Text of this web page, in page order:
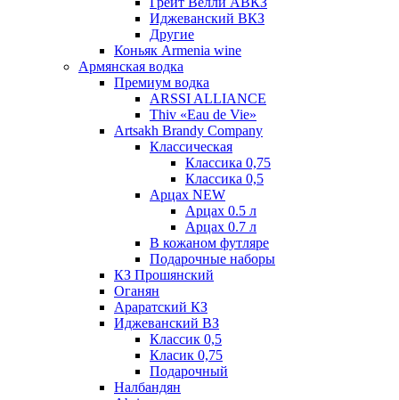
Иджеванский ВКЗ
Другие
Коньяк Armenia wine
Армянская водка
Премиум водка
ARSSI ALLIANCE
Thiv «Eau de Vie»
Artsakh Brandy Company
Классическая
Классика 0,75
Классика 0,5
Арцах NEW
Арцах 0.5 л
Арцах 0.7 л
В кожаном футляре
Подарочные наборы
КЗ Прошянский
Оганян
Араратский КЗ
Иджеванский ВЗ
Классик 0,5
Класик 0,75
Подарочный
Налбандян